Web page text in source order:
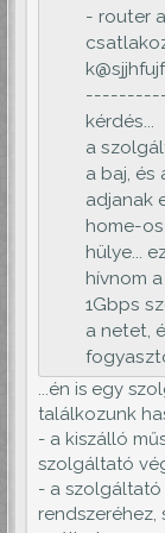
- router
kérdés...
a
a baj, és
adjanak
home-
hülye...
hívnom
1Gbps
a netet,
...én is egy
találkozunk
- a kiszálló
szolgáltató
- a szolgáltató